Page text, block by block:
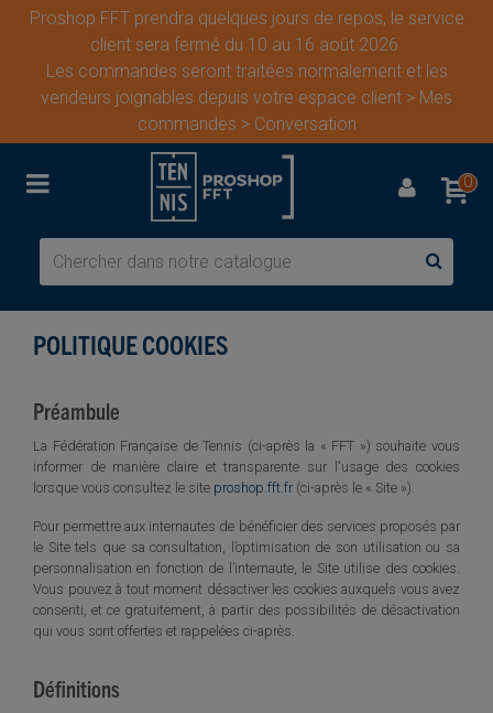
Proshop FFT prendra quelques jours de repos, le service
client sera fermé du 10 au 16 août 2026.
Les commandes seront traitées normalement et les
vendeurs joignables depuis votre espace client > Mes
commandes > Conversation
0
POLITIQUE COOKIES
Préambule
La Fédération Française de Tennis (ci-après la « FFT ») souhaite vous
informer de manière claire et transparente sur l'usage des cookies
lorsque vous consultez le site proshop.fft.fr(ci-après le « Site »).
Pour permettre aux internautes de bénéficier des services proposés par
le Site tels que sa consultation, l’optimisation de son utilisation ou sa
personnalisation en fonction de l’internaute, le Site utilise des cookies.
Vous pouvez à tout moment désactiver les cookies auxquels vous avez
consenti, et ce gratuitement, à partir des possibilités de désactivation
qui vous sont offertes et rappelées ci-après.
Définitions